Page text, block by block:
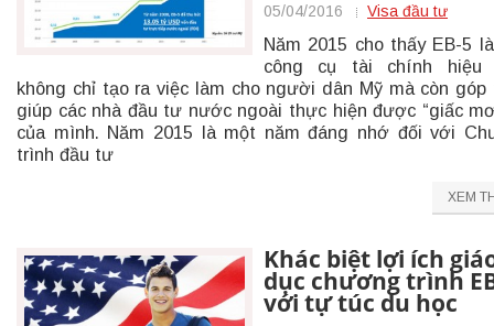
05/04/2016 Visa đầu tư
Năm 2015 cho thấy EB-5
công cụ tài chính hiệu
không chỉ tạo ra việc làm cho người dân Mỹ mà còn góp
giúp các nhà đầu tư nước ngoài thực hiện được “giấc
của mình. Năm 2015 là một năm đáng nhớ đối với
trình đầu tư
XEM
Khác biệt lợi ích
dục chương trình
với tự túc du học